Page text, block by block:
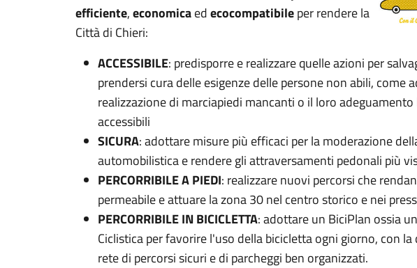
efficiente,economicaedecocompatibileper rendere la
Città di Chieri:
ACCESSIBILE: predisporre e realizzare quelle azioni per
prendersi cura delle esigenze delle persone non abili, come
realizzazione di marciapiedi mancanti o il loro
accessibili
SICURA: adottare misure più efficaci per la moderazione
automobilistica e rendere gli attraversamenti pedonali più
PERCORRIBILE A PIEDI: realizzare nuovi percorsi che
permeabile e attuare la zona 30 nel centro storico e nei
PERCORRIBILE IN BICICLETTA: adottare un BiciPlan ossia
Ciclistica per favorire l'uso della bicicletta ogni giorno, con
rete di percorsi sicuri e di parcheggi ben organizzati.